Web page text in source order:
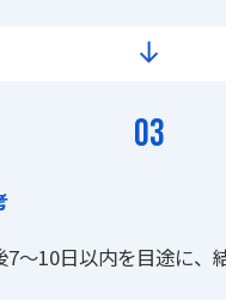
03
7～10日以内を目途に、